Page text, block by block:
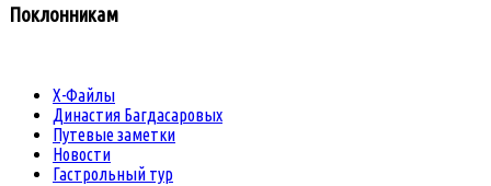
Поклонникам
Х-Файлы
Династия Багдасаровых
Путевые заметки
Новости
Гастрольный тур